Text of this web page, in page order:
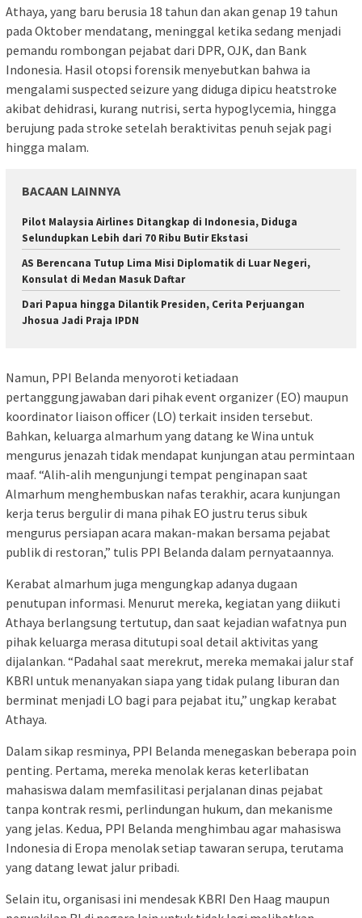
Athaya, yang baru berusia 18 tahun dan akan genap 19 tahun
pada Oktober mendatang, meninggal ketika sedang menjadi
pemandu rombongan pejabat dari DPR, OJK, dan Bank
Indonesia. Hasil otopsi forensik menyebutkan bahwa ia
mengalami suspected seizure yang diduga dipicu heatstroke
akibat dehidrasi, kurang nutrisi, serta hypoglycemia, hingga
berujung pada stroke setelah beraktivitas penuh sejak pagi
hingga malam.
BACAAN LAINNYA
Pilot Malaysia Airlines Ditangkap di Indonesia, Diduga
Selundupkan Lebih dari 70 Ribu Butir Ekstasi
AS Berencana Tutup Lima Misi Diplomatik di Luar Negeri,
Konsulat di Medan Masuk Daftar
Dari Papua hingga Dilantik Presiden, Cerita Perjuangan
Jhosua Jadi Praja IPDN
Namun, PPI Belanda menyoroti ketiadaan
pertanggungjawaban dari pihak event organizer (EO) maupun
koordinator liaison officer (LO) terkait insiden tersebut.
Bahkan, keluarga almarhum yang datang ke Wina untuk
mengurus jenazah tidak mendapat kunjungan atau permintaan
maaf. “Alih-alih mengunjungi tempat penginapan saat
Almarhum menghembuskan nafas terakhir, acara kunjungan
kerja terus bergulir di mana pihak EO justru terus sibuk
mengurus persiapan acara makan-makan bersama pejabat
publik di restoran,” tulis PPI Belanda dalam pernyataannya.
Kerabat almarhum juga mengungkap adanya dugaan
penutupan informasi. Menurut mereka, kegiatan yang diikuti
Athaya berlangsung tertutup, dan saat kejadian wafatnya pun
pihak keluarga merasa ditutupi soal detail aktivitas yang
dijalankan. “Padahal saat merekrut, mereka memakai jalur staf
KBRI untuk menanyakan siapa yang tidak pulang liburan dan
berminat menjadi LO bagi para pejabat itu,” ungkap kerabat
Athaya.
Dalam sikap resminya, PPI Belanda menegaskan beberapa poin
penting. Pertama, mereka menolak keras keterlibatan
mahasiswa dalam memfasilitasi perjalanan dinas pejabat
tanpa kontrak resmi, perlindungan hukum, dan mekanisme
yang jelas. Kedua, PPI Belanda menghimbau agar mahasiswa
Indonesia di Eropa menolak setiap tawaran serupa, terutama
yang datang lewat jalur pribadi.
Selain itu, organisasi ini mendesak KBRI Den Haag maupun